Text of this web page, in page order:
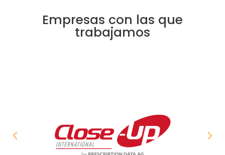
Empresas con las que
trabajamos